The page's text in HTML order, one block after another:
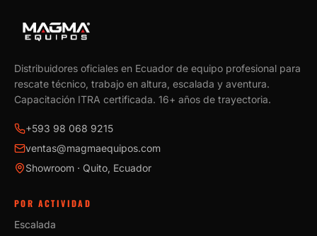
Distribuidores oficiales en Ecuador de equipo profesional para
rescate técnico, trabajo en altura, escalada y aventura.
Capacitación ITRA certificada. 16+ años de trayectoria.
+593 98 068 9215
ventas@magmaequipos.com
Showroom · Quito, Ecuador
POR ACTIVIDAD
Escalada